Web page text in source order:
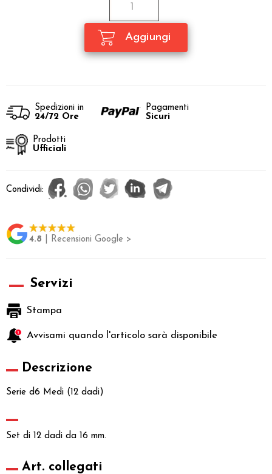
Spedizioni in
24/72 Ore
Pagamenti
Sicuri
Prodotti
Ufficiali
Condividi:
4.8 | Recensioni Google >
Servizi
Stampa
Avvisami quando l'articolo sarà disponibile
Descrizione
Serie d6 Medi (12 dadi)
Set di 12 dadi da 16 mm.
Art. collegati